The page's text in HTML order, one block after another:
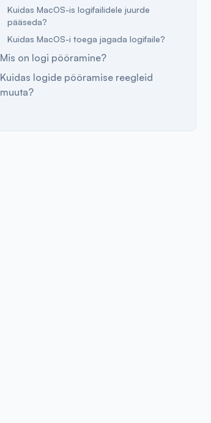
Kuidas MacOS-is logifailidele juurde
pääseda?
Kuidas MacOS-i toega jagada logifaile?
Mis on logi pööramine?
Kuidas logide pööramise reegleid
muuta?